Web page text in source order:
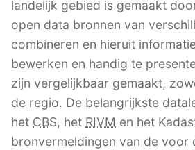
landelijk gebied is gemaakt
open data bronnen van
combineren en hieruit
bewerken en handig te
zijn vergelijkbaar gemaakt,
de regio. De belangrijkste
het CBS, het RIVM en het
bronvermeldingen van de voor